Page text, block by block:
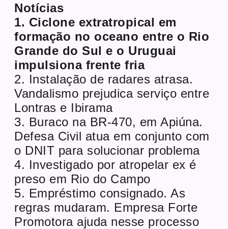
Notícias
1. Ciclone extratropical em
formação no oceano entre o Rio
Grande do Sul e o Uruguai
impulsiona frente fria
2. Instalação de radares atrasa.
Vandalismo prejudica serviço entre
Lontras e Ibirama
3. Buraco na BR-470, em Apiúna.
Defesa Civil atua em conjunto com
o DNIT para solucionar problema
4. Investigado por atropelar ex é
preso em Rio do Campo
5. Empréstimo consignado. As
regras mudaram. Empresa Forte
Promotora ajuda nesse processo